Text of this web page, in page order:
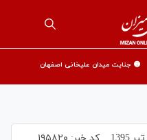
🟡 جنایت میدان علیخانی اصفهان